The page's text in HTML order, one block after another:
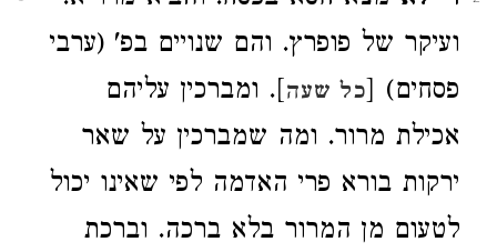
ועיקר של פופרץ. והם שנויים בפ' (ערבי
פסחים) [כל שעה]. ומברכין עליהם
אכילת מרור. ומה שמברכין על שאר
ירקות בורא פרי האדמה לפי שאינו יכול
לטעום מן המרור בלא ברכה. וברכת